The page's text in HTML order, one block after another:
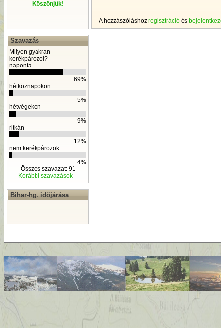
Köszönjük!
Szavazás
Milyen gyakran
kerékpározol?
naponta
69%
hétköznapokon
5%
hétvégeken
9%
ritkán
12%
nem kerékpározok
4%
Összes szavazat: 91
Korábbi szavazások
Bihar-hg. időjárása
A hozzászóláshoz regisztráció és
By